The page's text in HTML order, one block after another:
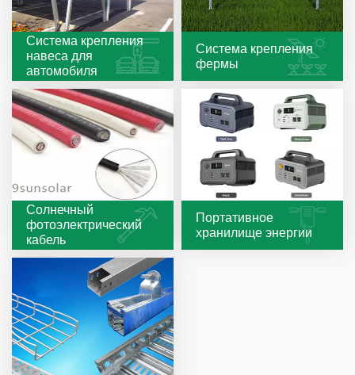
Система крепления
навеса для
автомобиля
Система крепления
фермы
Солнечный
фотоэлектрический
кабель
Портативное
хранилище энергии